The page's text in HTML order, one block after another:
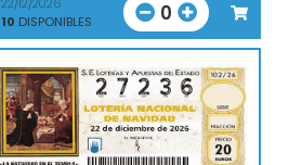
10 DISPONIBLES 0